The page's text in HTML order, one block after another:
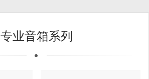
专业音箱系列